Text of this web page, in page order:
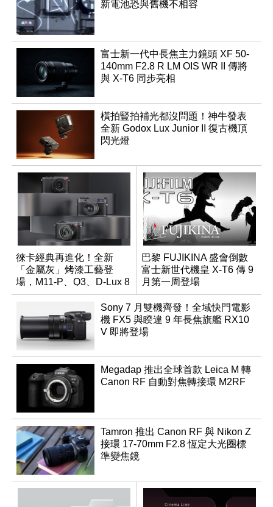
新電池恐與舊機不相容
富士新一代中長焦主力鏡頭 XF 50-
140mm F2.8 R LM OIS WR II 傳將
與 X-T6 同步亮相
橫拍豎拍補光都沒問題！神牛發表
全新 Godox Lux Junior II 復古機頂
閃光燈
徠卡經典再進化！全新
「金屬灰」烤漆工藝登
場，M11-P、Q3、D-Lux 8
領銜換裝
巴黎 FUJIKINA 盛會倒數
富士新世代機皇 X-T6 傳 9
月第一周登場
Sony 7 月雙機齊發！全域快門電影
機 FX5 與睽違 9 年長焦旗艦 RX10
V 即將登場
Megadap 推出全球首款 Leica M 轉
Canon RF 自動對焦轉接環 M2RF
Tamron 推出 Canon RF 與 Nikon Z
接環 17-70mm F2.8 恆定大光圈標
準變焦鏡